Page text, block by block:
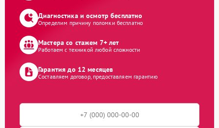
Диагностика и осмотр бесплатно
Определим причину поломки бесплатно
Мастера со стажем 7+ лет
Работаем с техникой любой сложности
Гарантия до 12 месяцев
Составляем договор, предоставляем гарантию